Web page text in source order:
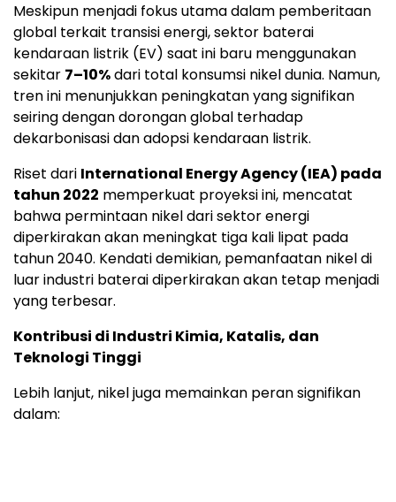
Meskipun menjadi fokus utama dalam pemberitaan
global terkait transisi energi, sektor baterai
kendaraan listrik (EV) saat ini baru menggunakan
sekitar 7–10%dari total konsumsi nikel dunia. Namun,
tren ini menunjukkan peningkatan yang signifikan
seiring dengan dorongan global terhadap
dekarbonisasi dan adopsi kendaraan listrik.
Riset dari International Energy Agency (IEA) pada
tahun 2022 memperkuat proyeksi ini, mencatat
bahwa permintaan nikel dari sektor energi
diperkirakan akan meningkat tiga kali lipat pada
tahun 2040. Kendati demikian, pemanfaatan nikel di
luar industri baterai diperkirakan akan tetap menjadi
yang terbesar.
Kontribusi di Industri Kimia, Katalis, dan
Teknologi Tinggi
Lebih lanjut, nikel juga memainkan peran signifikan
dalam: